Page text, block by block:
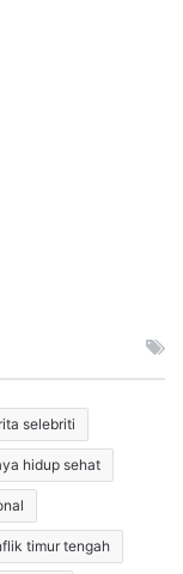
selebriti
hidup sehat
timur tengah